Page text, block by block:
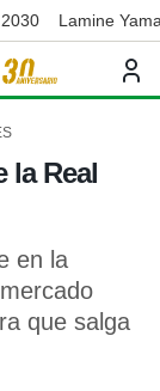
Lamine
la Real
en la
que salga